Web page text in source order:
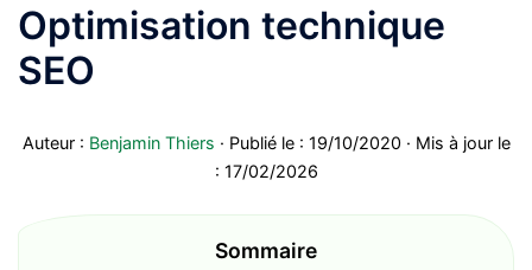
Optimisation technique
SEO
Auteur : Benjamin Thiers · Publié le : 19/10/2020 · Mis à jour le
: 17/02/2026
Sommaire